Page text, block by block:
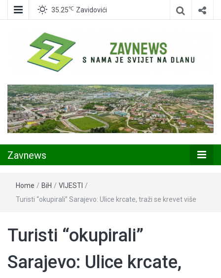
35.25℃ Zavidovići
Zavnews
Zavnews
Home / BiH / VIJESTI /
Turisti “okupirali” Sarajevo: Ulice krcate, traži se krevet više
Turisti “okupirali”
Sarajevo: Ulice krcate,